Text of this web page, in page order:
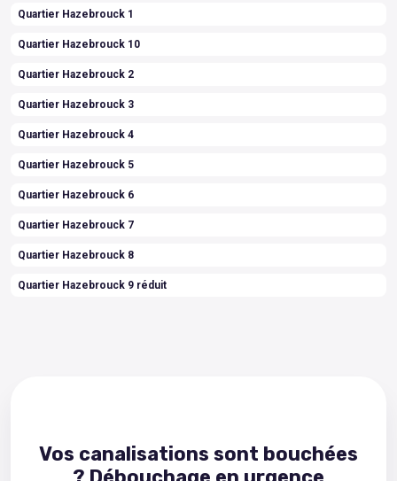
Quartier Hazebrouck 1
Quartier Hazebrouck 10
Quartier Hazebrouck 2
Quartier Hazebrouck 3
Quartier Hazebrouck 4
Quartier Hazebrouck 5
Quartier Hazebrouck 6
Quartier Hazebrouck 7
Quartier Hazebrouck 8
Quartier Hazebrouck 9 réduit
Vos canalisations sont bouchées